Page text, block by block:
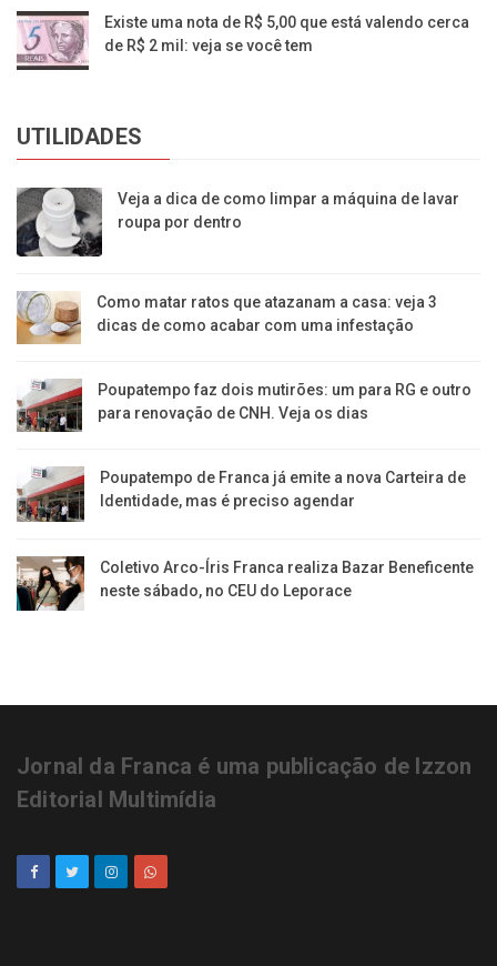
Existe uma nota de R$ 5,00 que está valendo cerca
de R$ 2 mil: veja se você tem
UTILIDADES
Veja a dica de como limpar a máquina de lavar
roupa por dentro
Como matar ratos que atazanam a casa: veja 3
dicas de como acabar com uma infestação
Poupatempo faz dois mutirões: um para RG e outro
para renovação de CNH. Veja os dias
Poupatempo de Franca já emite a nova Carteira de
Identidade, mas é preciso agendar
Coletivo Arco-Íris Franca realiza Bazar Beneficente
neste sábado, no CEU do Leporace
Jornal da Franca é uma publicação de Izzon
Editorial Multimídia